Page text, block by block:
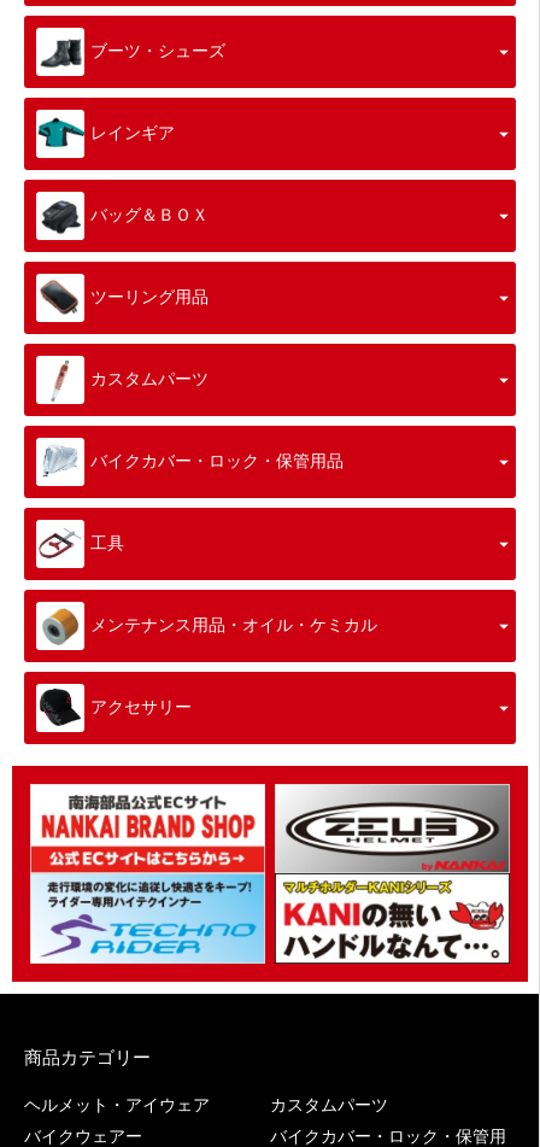
ブーツ・シューズ
レインギア
バッグ＆ＢＯＸ
ツーリング用品
カスタムパーツ
バイクカバー・ロック・保管用品
工具
メンテナンス用品・オイル・ケミカル
アクセサリー
商品カテゴリー
ヘルメット・アイウェア
バイクウェアー
カスタムパーツ
バイクカバー・ロック・保管用